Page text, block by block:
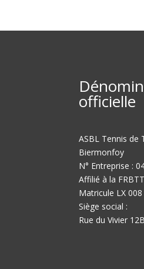
officielle
ASBL Tennis de
Biermonfoy
N° Entreprise :
Affilié à la
Matricule LX 008
Siège social :
Rue du Vivier